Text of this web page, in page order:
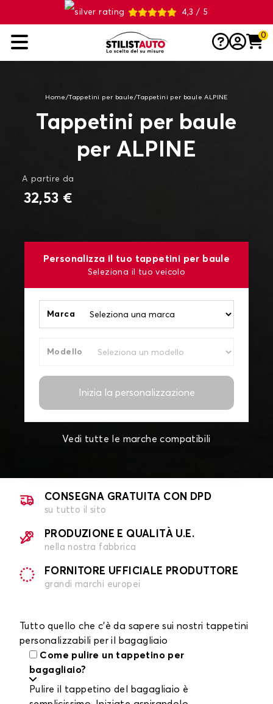
4,3 / 5
0
Home /Tappetini per baule /Tappetini per baule ALPINE
Tappetini per baule
per ALPINE
A partire da
32,53 €
Personalizza il tuo tappetini per baule
Seleziona il tuo veicolo
Marca
Modello
Inizia la personalizzazione
Vedi tutte le marche compatibili
CONSEGNA GRATUITA CON DPD
su tutto il sito
PRODUZIONE E QUALITÀ U.E.
nella nostra fabbrica
FORNITORE UFFICIALE PRODUTTORE
grandi marchi europei
Tutto quello che c'è da sapere sui nostri tappetini
personalizzabili per il bagagliaio
Come pulire un tappetino per
bagagliaio?
Pulire il tappetino del bagagliaio è